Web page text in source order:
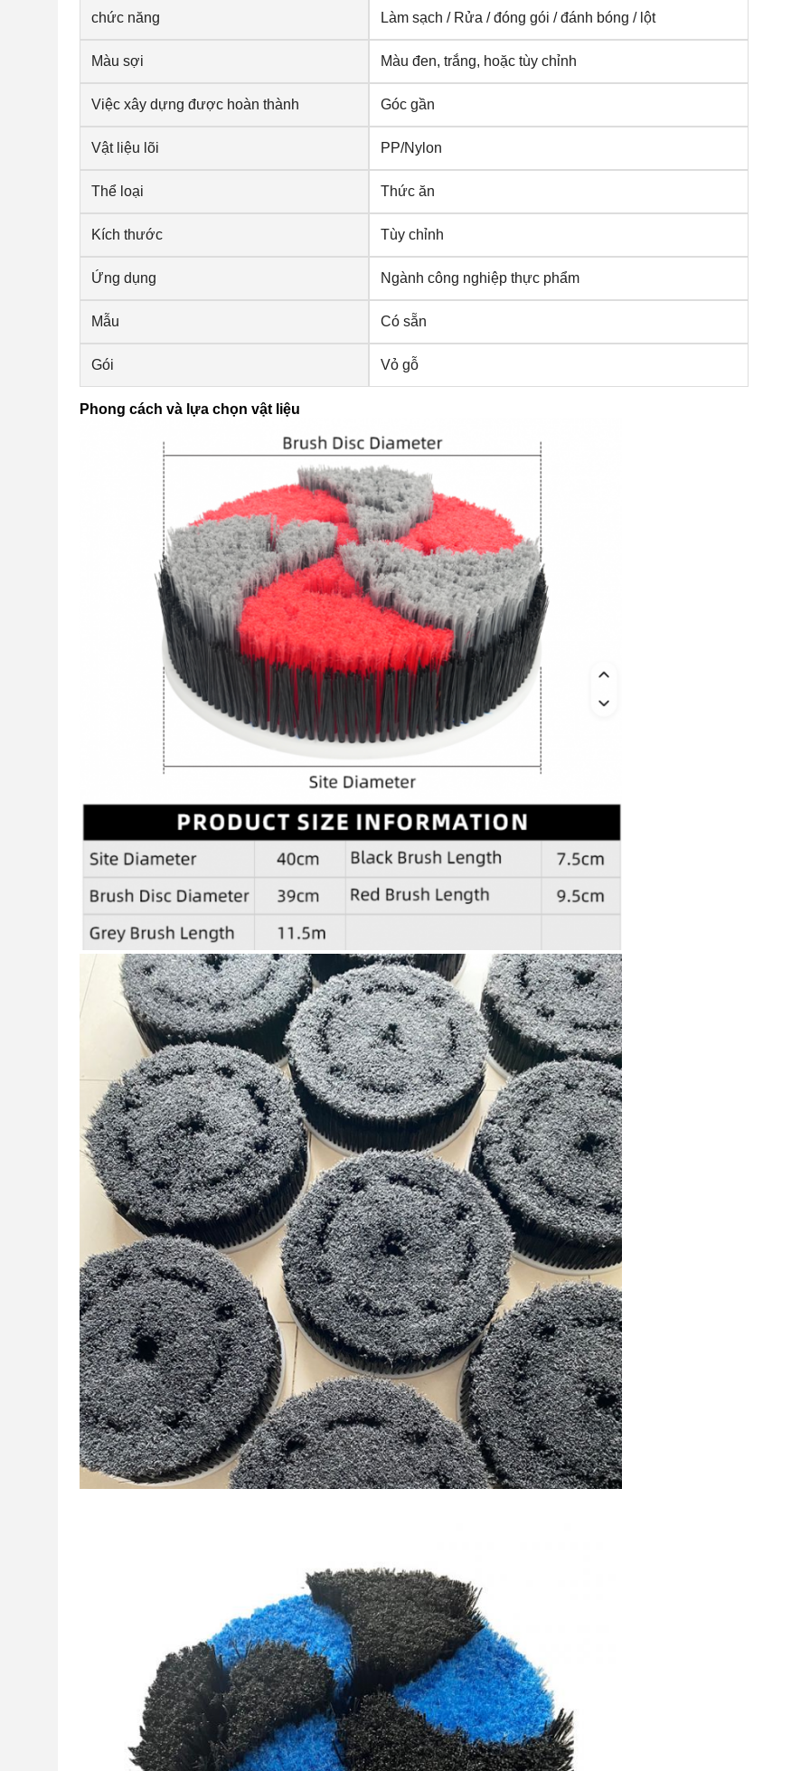
chức năng Làm sạch / Rửa / đóng gói / đánh bóng / lột
Màu sợi Màu đen, trắng, hoặc tùy chỉnh
Việc xây dựng được hoàn thành Góc gần
Vật liệu lõi PP/Nylon
Thể loại Thức ăn
Kích thước Tùy chỉnh
Ứng dụng Ngành công nghiệp thực phẩm
Mẫu Có sẵn
Gói Vỏ gỗ
Phong cách và lựa chọn vật liệu